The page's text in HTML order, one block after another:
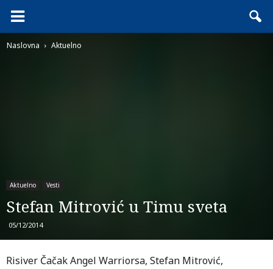
Naslovna Aktuelno
Aktuelno Vesti
Stefan Mitrović u Timu sveta
05/12/2014
Risiver Čačak Angel Warriorsa, Stefan Mitrović,